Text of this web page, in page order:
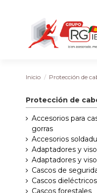
Inicio Protección de
Protección de
Accesorios para
gorras
Accesorios
Adaptadores y
Adaptadores y
Cascos de
Cascos dieléctricos
Cascos forestales